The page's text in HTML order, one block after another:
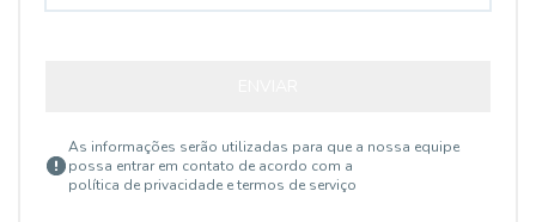
As informações serão utilizadas para que a nossa equipe
possa entrar em contato de acordo com a
política de privacidade e termos de serviço